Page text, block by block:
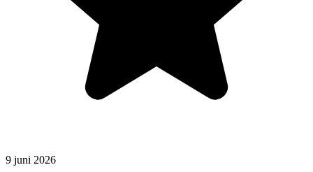
9 juni 2026